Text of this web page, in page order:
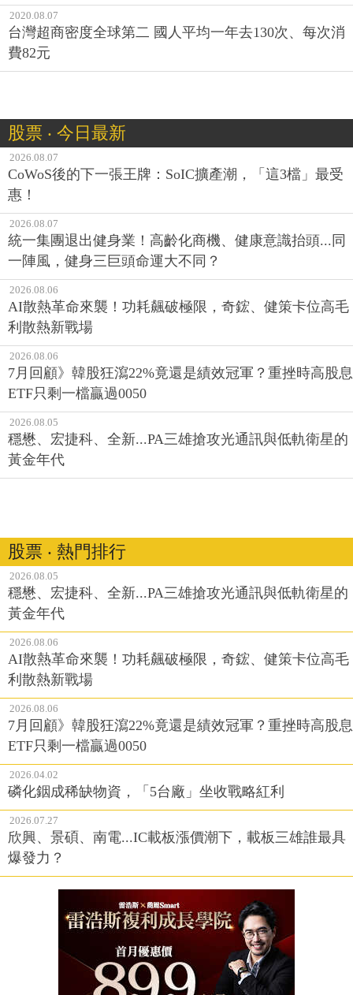
2020.08.07
台灣超商密度全球第二 國人平均一年去130次、每次消
費82元
股票 ‧ 今日最新
2026.08.07
CoWoS後的下一張王牌：SoIC擴產潮，「這3檔」最受
惠！
2026.08.07
統一集團退出健身業！高齡化商機、健康意識抬頭...同
一陣風，健身三巨頭命運大不同？
2026.08.06
AI散熱革命來襲！功耗飆破極限，奇鋐、健策卡位高毛
利散熱新戰場
2026.08.06
7月回顧》韓股狂瀉22%竟還是績效冠軍？重挫時高股息
ETF只剩一檔贏過0050
2026.08.05
穩懋、宏捷科、全新...PA三雄搶攻光通訊與低軌衛星的
黃金年代
股票 ‧ 熱門排行
2026.08.05
穩懋、宏捷科、全新...PA三雄搶攻光通訊與低軌衛星的
黃金年代
2026.08.06
AI散熱革命來襲！功耗飆破極限，奇鋐、健策卡位高毛
利散熱新戰場
2026.08.06
7月回顧》韓股狂瀉22%竟還是績效冠軍？重挫時高股息
ETF只剩一檔贏過0050
2026.04.02
磷化銦成稀缺物資，「5台廠」坐收戰略紅利
2026.07.27
欣興、景碩、南電...IC載板漲價潮下，載板三雄誰最具
爆發力？